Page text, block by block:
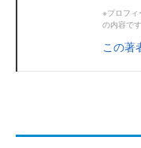
※プロフィ
の内容です
この著